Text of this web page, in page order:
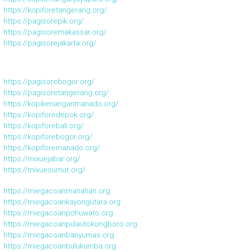
https://kopiforetangerang.org/
https://pagisorepik.org/
https://pagisoremakassar.org/
https://pagisorejakarta.org/
https://pagisorebogor.org/
https://pagisoretangerang.org/
https://kopikenanganmanado.org/
https://kopiforedepok.org/
https://kopiforebali.org/
https://kopiforebogor.org/
https://kopiforemanado.org/
https://mixuejabar.org/
https://mixuesumut.org/
https://miegacoanmanahan.org
https://miegacoankayongutara.org
https://miegacoanpohuwato.org
https://miegacoanpulautokongboro.org
https://miegacoanbanyumas.org
https://miegacoanbulukumba.org